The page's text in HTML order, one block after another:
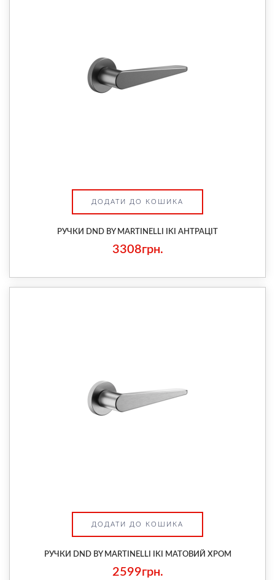
ДОДАТИ ДО КОШИКА
РУЧКИ DND BY MARTINELLI IKI АНТРАЦІТ
3308грн.
ДОДАТИ ДО КОШИКА
РУЧКИ DND BY MARTINELLI IKI МАТОВИЙ ХРОМ
2599грн.